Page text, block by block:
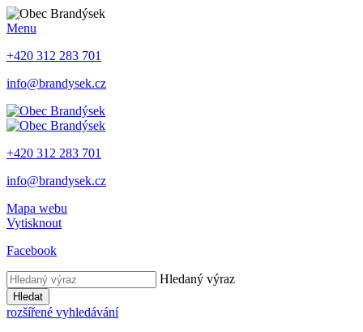
Menu
+420 312 283 701
info@brandysek.cz
+420 312 283 701
info@brandysek.cz
Mapa webu
Vytisknout
Facebook
Hledaný výraz
Hledat
rozšířené vyhledávání